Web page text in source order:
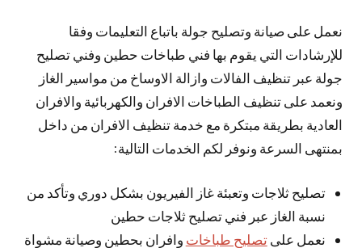
نعمل على صيانة وتصليح جولة باتباع التعليمات وفقا
للإرشادات التي يقوم بها فني طباخات حطين وفني تصليح
جولة عبر تنظيف الفالات وازالة الاوساخ من مواسير الغاز
ونعمد على تنظيف الطباخات الافران والكهربائية والافران
العادية بطريقة مبتكرة مع خدمة تنظيف الافران من داخل
بمنتهى السرعة ونوفر لكم الخدمات التالية:
تصليح ثلاجات وتعبئة غاز الفيريون بشكل دوري وتأكد من
نسبة الغاز عبر فني تصليح ثلاجات حطين
نعمل علىتصليح طباخات وافران بحطين وصيانة مشواة